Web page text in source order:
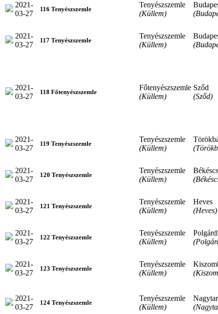
2021-
03-27
116 Tenyészszemle
Tenyészszemle
(Küllem)
2021-
03-27
117 Tenyészszemle
Tenyészszemle
(Küllem)
2021-
03-27
118 Főtenyészszemle
Főtenyészszemle
(Küllem)
Sződ
(Sződ)
2021-
03-27
119 Tenyészszemle
Tenyészszemle
(Küllem)
2021-
03-27
120 Tenyészszemle
Tenyészszemle
(Küllem)
2021-
03-27
121 Tenyészszemle
Tenyészszemle
(Küllem)
Heves
(Heves)
2021-
03-27
122 Tenyészszemle
Tenyészszemle
(Küllem)
2021-
03-27
123 Tenyészszemle
Tenyészszemle
(Küllem)
2021-
03-27
124 Tenyészszemle
Tenyészszemle
(Küllem)